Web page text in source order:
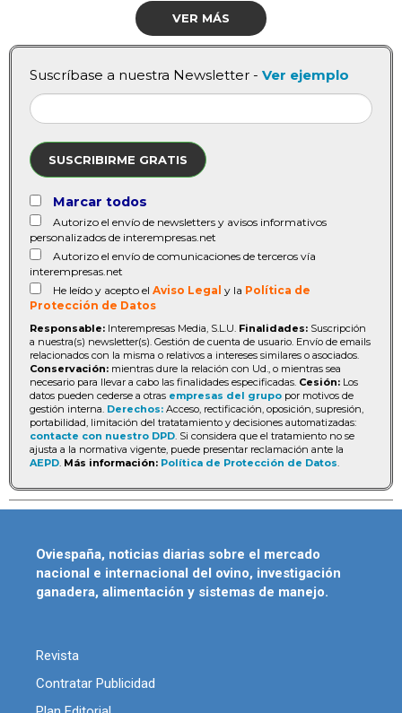
VER MÁS
Suscríbase a nuestra Newsletter - Ver ejemplo
SUSCRIBIRME GRATIS
Marcar todos
Autorizo el envío de newsletters y avisos informativos
personalizados de interempresas.net
Autorizo el envío de comunicaciones de terceros vía
interempresas.net
He leído y acepto el Aviso Legal y la Política de
Protección de Datos
Responsable: Interempresas Media, S.L.U. Finalidades: Suscripción
a nuestra(s) newsletter(s). Gestión de cuenta de usuario. Envío de emails
relacionados con la misma o relativos a intereses similares o asociados.
Conservación: mientras dure la relación con Ud., o mientras sea
necesario para llevar a cabo las finalidades especificadas. Cesión: Los
datos pueden cederse a otras empresas del grupo por motivos de
gestión interna. Derechos: Acceso, rectificación, oposición, supresión,
portabilidad, limitación del tratatamiento y decisiones automatizadas:
contacte con nuestro DPD . Si considera que el tratamiento no se
ajusta a la normativa vigente, puede presentar reclamación ante la
AEPD Más información: Política de Protección de Datos
Oviespaña, noticias diarias sobre el mercado
nacional e internacional del ovino, investigación
ganadera, alimentación y sistemas de manejo.
Revista
Contratar Publicidad